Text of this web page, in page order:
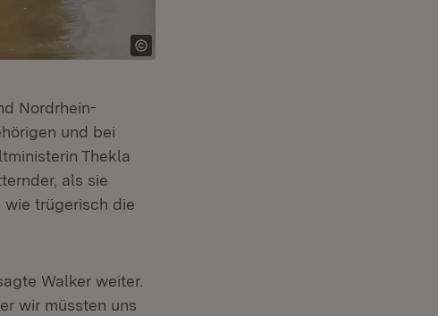
Nordrhein-
und bei
Thekla
als sie
trügerisch die
Walker weiter.
wir müssten uns